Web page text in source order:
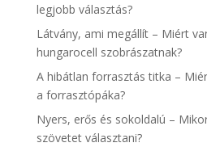
legjobb választás?
Látvány, ami megállít – Miért
hungarocell szobrászatnak?
A hibátlan forrasztás titka –
a forrasztópáka?
Nyers, erős és sokoldalú –
szövetet választani?